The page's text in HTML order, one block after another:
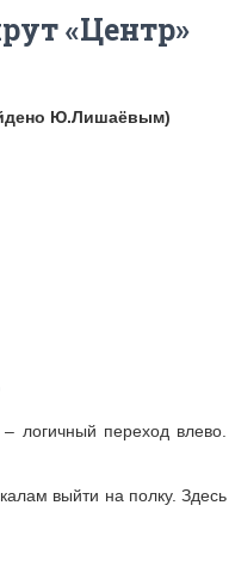
«Центр»
Ю.Лишаёвым)
логичный переход влево.
выйти на полку. Здесь